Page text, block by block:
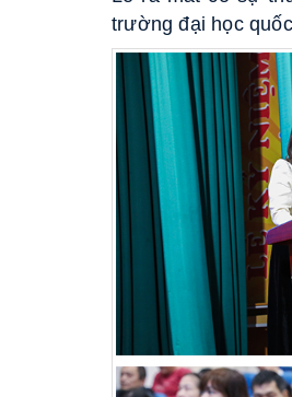
trường đại học